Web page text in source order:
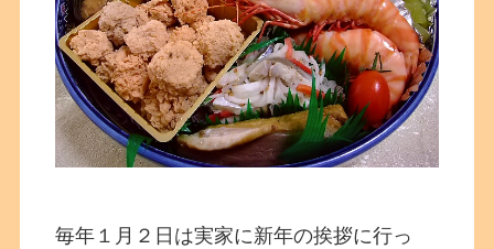
毎年１月２日は実家に新年の挨拶に行っ